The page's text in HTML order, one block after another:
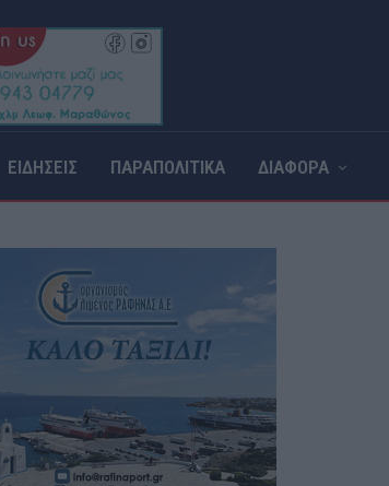
ΕΙΔΗΣΕΙΣ ΠΑΡΑΠΟΛΙΤΙΚΑ ΔΙΑΦΟΡΑ